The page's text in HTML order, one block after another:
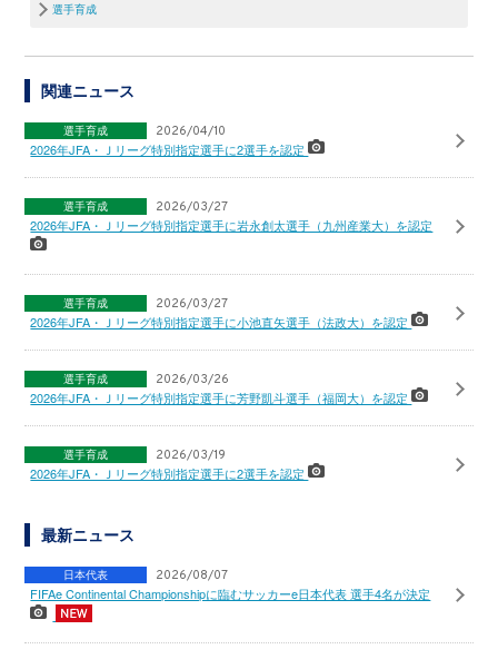
選手育成
関連ニュース
選手育成 2026/04/10
2026年JFA・Ｊリーグ特別指定選手に2選手を認定
選手育成 2026/03/27
2026年JFA・Ｊリーグ特別指定選手に岩永創太選手（九州産業大）を認定
選手育成 2026/03/27
2026年JFA・Ｊリーグ特別指定選手に小池直矢選手（法政大）を認定
選手育成 2026/03/26
2026年JFA・Ｊリーグ特別指定選手に芳野凱斗選手（福岡大）を認定
選手育成 2026/03/19
2026年JFA・Ｊリーグ特別指定選手に2選手を認定
最新ニュース
日本代表 2026/08/07
FIFAe Continental Championshipに臨むサッカーe日本代表 選手4名が決定